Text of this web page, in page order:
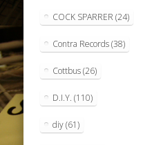
COCK SPARRER (24)
Contra Records(38)
Cottbus(26)
D.I.Y. (110)
diy(61)